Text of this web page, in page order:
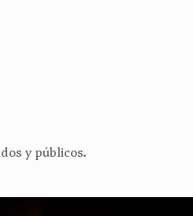
y públicos.